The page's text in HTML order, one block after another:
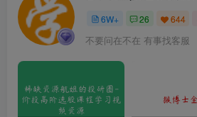
6W+ 26 644
不要问在不在 有事找客服